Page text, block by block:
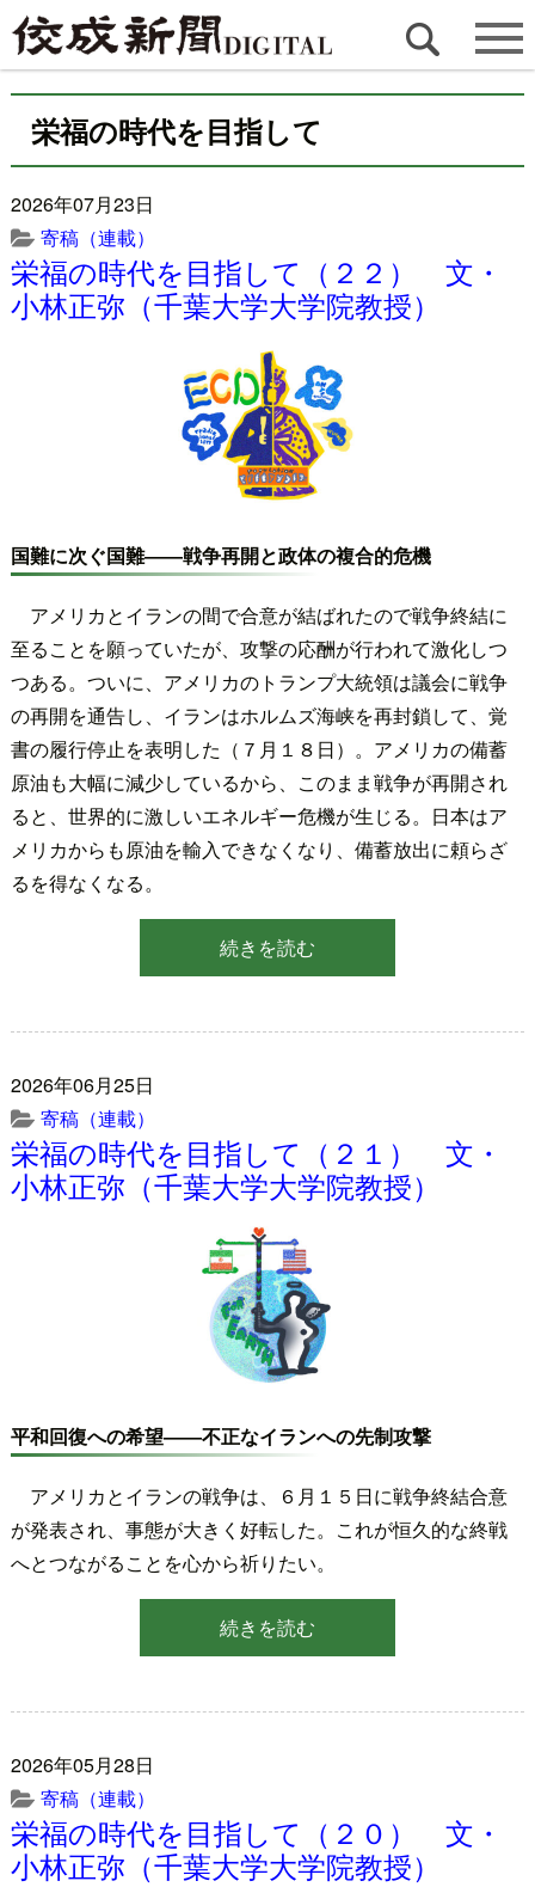
栄福の時代を目指して
2026年07月23日
寄稿（連載）
栄福の時代を目指して（２２） 文・
小林正弥（千葉大学大学院教授）
国難に次ぐ国難――戦争再開と政体の複合的危機
アメリカとイランの間で合意が結ばれたので戦争終結に
至ることを願っていたが、攻撃の応酬が行われて激化しつ
つある。ついに、アメリカのトランプ大統領は議会に戦争
の再開を通告し、イランはホルムズ海峡を再封鎖して、覚
書の履行停止を表明した（７月１８日）。アメリカの備蓄
原油も大幅に減少しているから、このまま戦争が再開され
ると、世界的に激しいエネルギー危機が生じる。日本はア
メリカからも原油を輸入できなくなり、備蓄放出に頼らざ
るを得なくなる。
続きを読む
2026年06月25日
寄稿（連載）
栄福の時代を目指して（２１） 文・
小林正弥（千葉大学大学院教授）
平和回復への希望――不正なイランへの先制攻撃
アメリカとイランの戦争は、６月１５日に戦争終結合意
が発表され、事態が大きく好転した。これが恒久的な終戦
へとつながることを心から祈りたい。
続きを読む
2026年05月28日
寄稿（連載）
栄福の時代を目指して（２０） 文・
小林正弥（千葉大学大学院教授）